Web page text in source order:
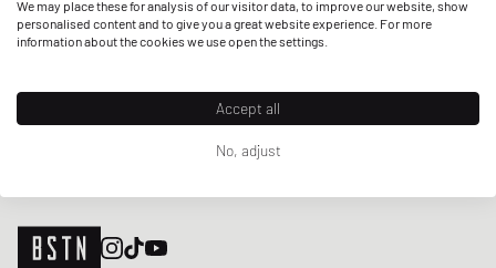
E-Mail-Adresse
JETZT ANMELDEN
We may place these for analysis of our visitor data, to improve our website, show
personalised content and to give you a great website experience. For more
information about the cookies we use open the settings.
Accept all
No, adjust